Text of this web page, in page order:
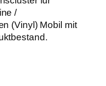
/
(Vinyl) Mobil mit